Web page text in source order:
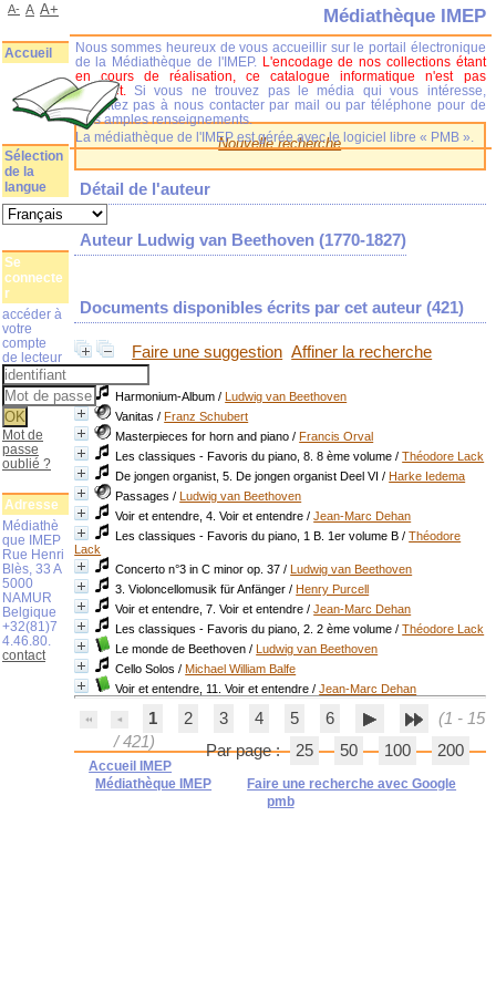
Nouvelle recherche
Détail de l'auteur
Auteur Ludwig van Beethoven (1770-1827)
Documents disponibles écrits par cet auteur (421)
Faire une suggestion Affiner la recherche
Harmonium-Album /Ludwig van Beethoven
Vanitas /Franz Schubert
Masterpieces for horn and piano /Francis Orval
Les classiques - Favoris du piano, 8. 8 ème volume /Théodore Lack
De jongen organist, 5. De jongen organist Deel VI /Harke Iedema
Passages /Ludwig van Beethoven
Voir et entendre, 4. Voir et entendre /Jean-Marc Dehan
Les classiques - Favoris du piano, 1 B. 1er volume B /Théodore
Lack
Concerto n°3 in C minor op. 37 /Ludwig van Beethoven
3. Violoncellomusik für Anfänger /Henry Purcell
Voir et entendre, 7. Voir et entendre /Jean-Marc Dehan
Les classiques - Favoris du piano, 2. 2 ème volume /Théodore Lack
Le monde de Beethoven /Ludwig van Beethoven
Cello Solos /Michael William Balfe
Voir et entendre, 11. Voir et entendre /Jean-Marc Dehan
1 2 3 4 5 6
(1 - 15
/ 421)
Par page : 25 50 100 200
Accueil IMEP
Médiathèque IMEP
Faire une recherche avec Google
pmb
Médiathèque IMEP
Nous sommes heureux de vous accueillir sur le portail électronique
de la Médiathèque de l'IMEP. L'encodage de nos collections étant
en cours de réalisation, ce catalogue informatique n'est pas
complet.
Si vous ne trouvez pas le média qui vous intéresse,
n'hésitez pas à nous contacter par mail ou par téléphone pour de
plus amples renseignements.
La médiathèque de l'IMEP est gérée avec le logiciel libre « PMB ».
A- A A+
Accueil
Sélection
de la
langue
Se
connecte
r
accéder à
votre
compte
de lecteur
Mot de
passe
oublié ?
Adresse
Médiathè
que IMEP
Rue Henri
Blès, 33 A
5000
NAMUR
Belgique
+32(81)7
4.46.80.
contact